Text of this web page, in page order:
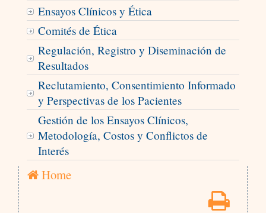
Ensayos Clínicos y Ética
Comités de Ética
Regulación, Registro y Diseminación de
Resultados
Reclutamiento, Consentimiento Informado
y Perspectivas de los Pacientes
Gestión de los Ensayos Clínicos,
Metodología, Costos y Conflictos de
Interés
Home